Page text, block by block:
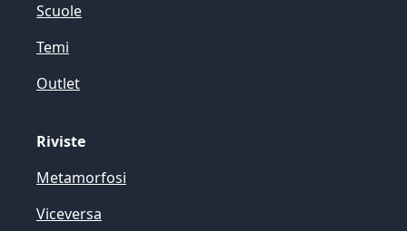
Scuole
Temi
Outlet
Riviste
Metamorfosi
Viceversa